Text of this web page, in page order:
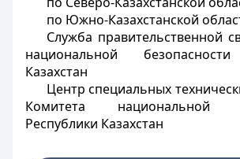
по Южно-Казахстанской
Служба правительственной
национальной
Казахстан
Центр специальных
Комитета национальной
Республики Казахстан